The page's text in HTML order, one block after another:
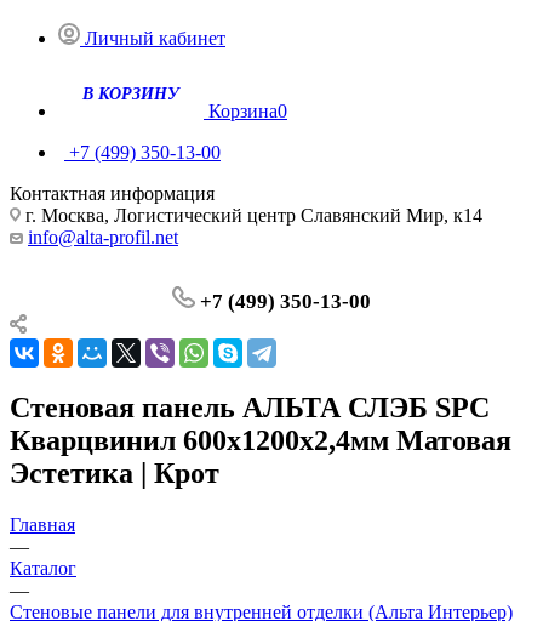
Личный кабинет
Корзина0
+7 (499) 350-13-00
Контактная информация
г. Москва, Логистический центр Славянский Мир, к14
info@alta-profil.net
+7 (499) 350-13-00
Стеновая панель АЛЬТА СЛЭБ SPC
Кварцвинил 600х1200х2,4мм Матовая
Эстетика | Крот
Главная
—
Каталог
—
Стеновые панели для внутренней отделки (Альта Интерьер)